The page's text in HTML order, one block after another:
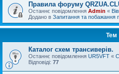
Правила форуму
Останнє повідомлення Admin «
Додано в Запитання та побажання
Тем
Каталог схем трансиверів.
Останнє повідомлення UR5VFT «
Відповіді: 77